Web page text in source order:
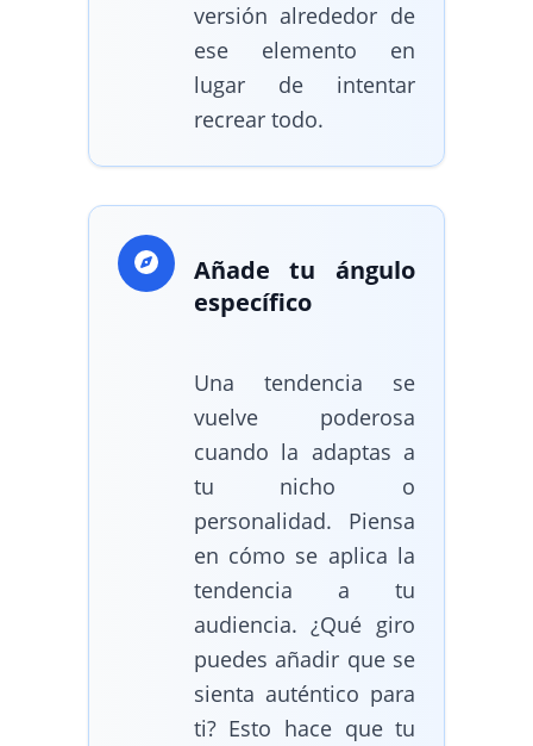
versión alrededor de
ese elemento en
lugar de intentar
recrear todo.
Añade tu ángulo
específico
Una tendencia se
vuelve poderosa
cuando la adaptas a
tu nicho o
personalidad. Piensa
en cómo se aplica la
tendencia a tu
audiencia. ¿Qué giro
puedes añadir que se
sienta auténtico para
ti? Esto hace que tu